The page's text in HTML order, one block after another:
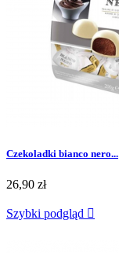
Czekoladki bianco nero...
26,90 zł
Szybki podgląd 